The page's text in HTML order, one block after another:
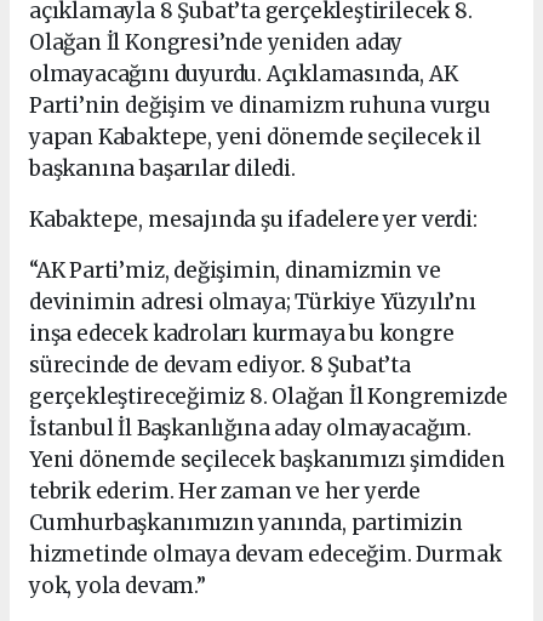
açıklamayla 8 Şubat’ta gerçekleştirilecek 8.
Olağan İl Kongresi’nde yeniden aday
olmayacağını duyurdu. Açıklamasında, AK
Parti’nin değişim ve dinamizm ruhuna vurgu
yapan Kabaktepe, yeni dönemde seçilecek il
başkanına başarılar diledi.
Kabaktepe, mesajında şu ifadelere yer verdi:
“AK Parti’miz, değişimin, dinamizmin ve
devinimin adresi olmaya; Türkiye Yüzyılı’nı
inşa edecek kadroları kurmaya bu kongre
sürecinde de devam ediyor. 8 Şubat’ta
gerçekleştireceğimiz 8. Olağan İl Kongremizde
İstanbul İl Başkanlığına aday olmayacağım.
Yeni dönemde seçilecek başkanımızı şimdiden
tebrik ederim. Her zaman ve her yerde
Cumhurbaşkanımızın yanında, partimizin
hizmetinde olmaya devam edeceğim. Durmak
yok, yola devam.”